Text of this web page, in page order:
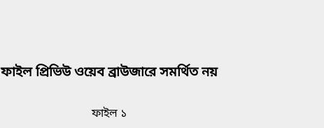
ফাইল প্রিভিউ ওয়েব ব্রাউজারে সমর্থিত নয়
ফাইল ১